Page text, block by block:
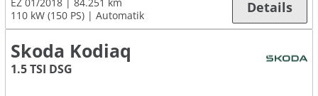
EZ 01/2018
84.251 km
110 kW (150 PS)
Automatik Details
Skoda Kodiaq
1.5 TSI DSG